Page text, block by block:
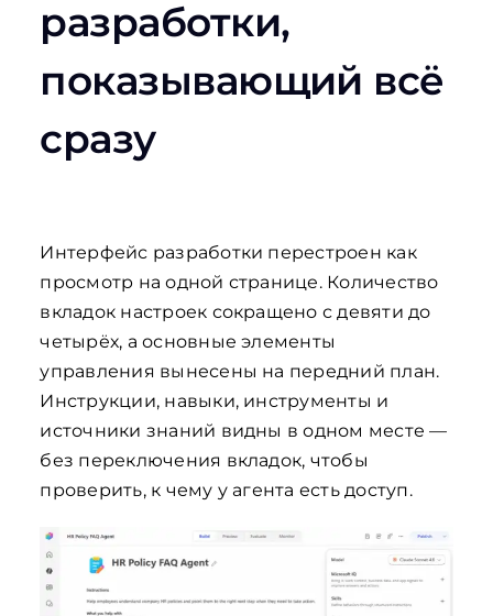
разработки,
показывающий всё
сразу
Интерфейс разработки перестроен как
просмотр на одной странице. Количество
вкладок настроек сокращено с девяти до
четырёх, а основные элементы
управления вынесены на передний план.
Инструкции, навыки, инструменты и
источники знаний видны в одном месте —
без переключения вкладок, чтобы
проверить, к чему у агента есть доступ.